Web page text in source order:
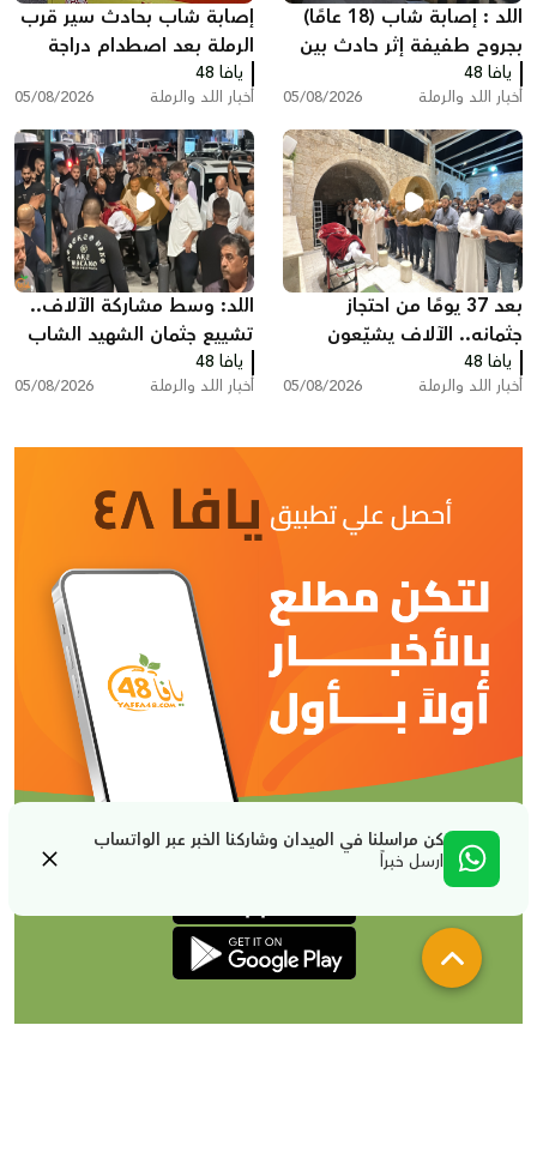
كن مراسلنا في الميدان وشاركنا الخبر عبر الواتساب
ارسل خبراً
اللد : إصابة شاب (18 عامًا)
بجروح طفيفة إثر حادث بين
مركبة وشاحنة سحب
يافا 48
أخبار اللد والرملة 05/08/2026
إصابة شاب بحادث سير قرب
الرملة بعد اصطدام دراجة
نارية بسيارة
يافا 48
أخبار اللد والرملة 05/08/2026
بعد 37 يومًا من احتجاز
جثمانه.. الآلاف يشيّعون
المغدور سامي أحمد
جعصوص في اللد
يافا 48
أخبار اللد والرملة 05/08/2026
اللد: وسط مشاركة الآلاف..
تشييع جثمان الشهيد الشاب
سامي جعصوص
يافا 48
أخبار اللد والرملة 05/08/2026